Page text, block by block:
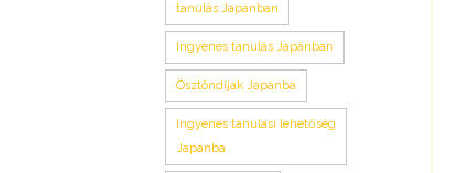
tanulás Japánban
Ingyenes tanulás Japánban
Ösztöndíjak Japánba
Ingyenes tanulási lehetőség
Japánba